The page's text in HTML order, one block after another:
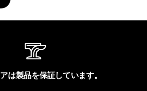
は製品を保証しています。